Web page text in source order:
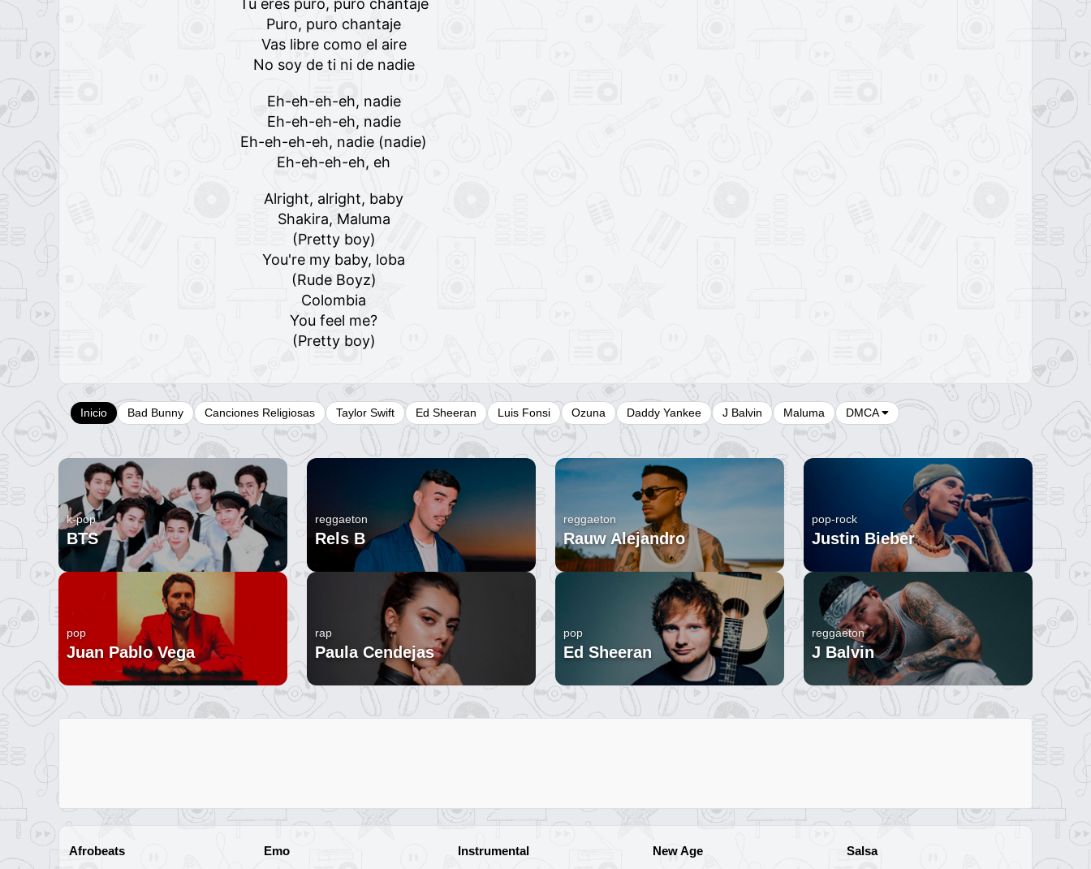
Tú eres puro, puro chantaje
Puro, puro chantaje
Vas libre como el aire
No soy de ti ni de nadie
Eh-eh-eh-eh, nadie
Eh-eh-eh-eh, nadie
Eh-eh-eh-eh, nadie (nadie)
Eh-eh-eh-eh, eh
Alright, alright, baby
Shakira, Maluma
(Pretty boy)
You're my baby, loba
(Rude Boyz)
Colombia
You feel me?
(Pretty boy)
Inicio Bad Bunny Canciones Religiosas Taylor Swift Ed Sheeran Luis Fonsi Ozuna Daddy Yankee J Balvin Maluma DMCA
k-pop
BTS
reggaeton
Rels B
reggaeton
Rauw Alejandro
pop-rock
Justin Bieber
pop
Juan Pablo Vega
rap
Paula Cendejas
pop
Ed Sheeran
reggaeton
J Balvin
Afrobeats Emo Instrumental New Age Salsa